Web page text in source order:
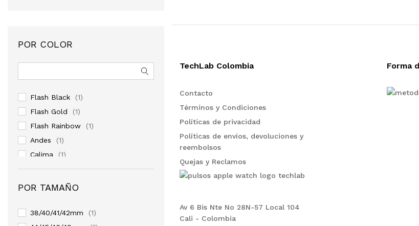
POR COLOR
Flash Black (1)
Flash Gold (1)
Flash Rainbow (1)
Andes (1)
Calima (1)
Columbia (1)
POR TAMAÑO
38/40/41/42mm (1)
TechLab Colombia
Contacto
Términos y Condiciones
Políticas de privacidad
Políticas de envíos, devoluciones y
reembolsos
Quejas y Reclamos
Forma
Av 6 Bis Nte No 28N-57 Local 104
Cali - Colombia